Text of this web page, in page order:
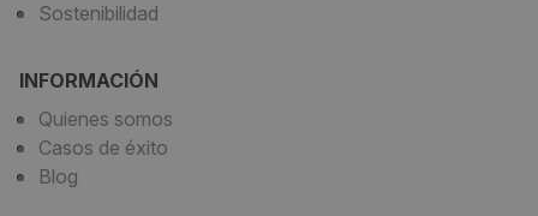
Sostenibilidad
INFORMACIÓN
Quienes somos
Casos de éxito
Blog